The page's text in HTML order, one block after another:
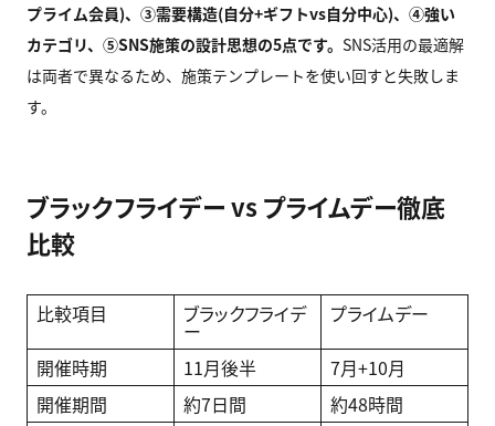
プライム会員)、 ③需要構造(自分+ギフトvs自分中心)、 ④強い
カテゴリ、 ⑤SNS施策の設計思想の5点です。 SNS活用の最適解
は両者で異なるため、施策テンプレートを使い回すと失敗しま
す。
ブラックフライデー vs プライムデー徹底
比較
比較項目 ブラックフライデ
ー
プライムデー
開催時期 11月後半
7月+10月
開催期間
約7日間
約48時間